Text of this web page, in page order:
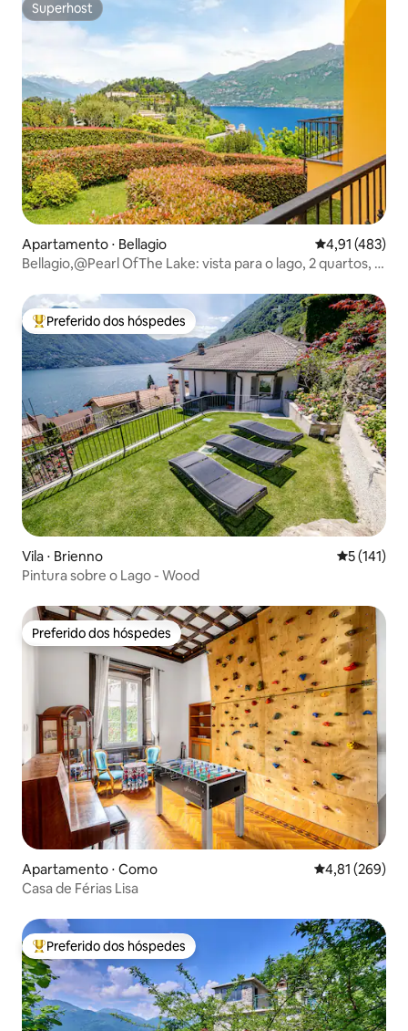
Superhost
Superhost
Apartamento ⋅ Bellagio 4,91 de uma
4,91 (483)
Bellagio,@Pearl OfThe Lake: vista para o lago, 2 quartos, 2
Entre os melhores preferidos dos hóspedes
Preferido dos hóspedes
Vila ⋅ Brienno 5 de uma
5 (141)
Pintura sobre o Lago - Wood
Preferido dos hóspedes
Preferido dos hóspedes
Apartamento ⋅ Como 4,81 de uma
4,81 (269)
Casa de Férias Lisa
Entre os melhores preferidos dos hóspedes
Preferido dos hóspedes